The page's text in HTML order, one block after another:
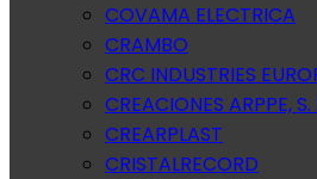
COVAMA ELECTRICA
CRAMBO
CRC INDUSTRIES
CREACIONES ARPPE, S.
CREARPLAST
CRISTALRECORD